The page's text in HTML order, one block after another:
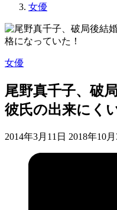
女優
女優
尾野真千子、破
彼氏の出来にく
2014年3月11日 2018年10月